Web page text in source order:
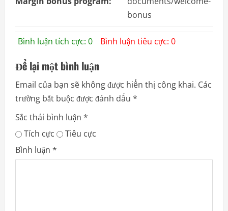
bonus
Bình luận tích cực: 0 Bình luận tiêu cực: 0
Để lại một bình luận
Email của bạn sẽ không được hiển thị công khai. Các
trường bắt buộc được đánh dấu *
Sắc thái bình luận *
Tích cực
Tiêu cực
Bình luận *